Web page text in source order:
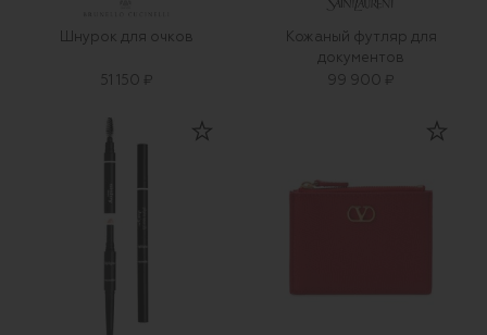
Шнурок для очков
51 150 ₽
Кожаный футляр для
документов
99 900 ₽